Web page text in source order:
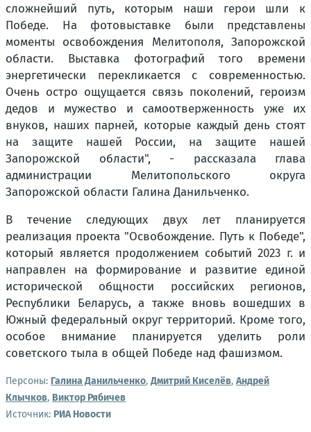
сложнейший путь, которым наши герои шли к
Победе. На фотовыставке были представлены
моменты освобождения Мелитополя, Запорожской
области. Выставка фотографий того времени
энергетически перекликается с современностью.
Очень остро ощущается связь поколений, героизм
дедов и мужество и самоотверженность уже их
внуков, наших парней, которые каждый день стоят
на защите нашей России, на защите нашей
Запорожской области", - рассказала глава
администрации Мелитопольского округа
Запорожской области Галина Данильченко.
В течение следующих двух лет планируется
реализация проекта "Освобождение. Путь к Победе",
который является продолжением событий 2023 г. и
направлен на формирование и развитие единой
исторической общности российских регионов,
Республики Беларусь, а также вновь вошедших в
Южный федеральный округ территорий. Кроме того,
особое внимание планируется уделить роли
советского тыла в общей Победе над фашизмом.
Персоны: Галина Данильченко,Дмитрий Киселёв, Андрей
Клычков, Виктор Рябичев
Источник: РИА Новости